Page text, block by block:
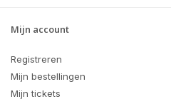
Mijn account
Registreren
Mijn bestellingen
Mijn tickets